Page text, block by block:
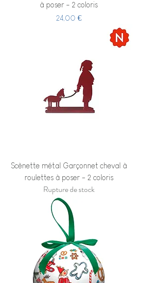
à poser - 2 coloris
Prix
24,00 €
Scènette métal Garçonnet cheval à
roulettes à poser - 2 coloris
Rupture de stock